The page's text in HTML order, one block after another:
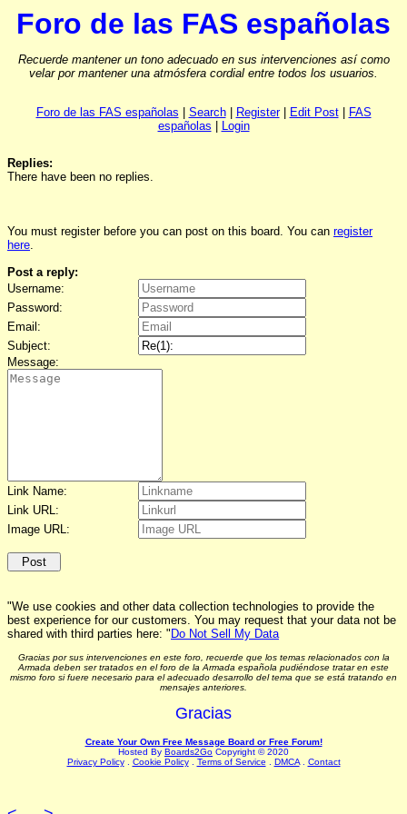
Foro de las FAS españolas
Recuerde mantener un tono adecuado en sus intervenciones así como
velar por mantener una atmósfera cordial entre todos los usuarios.
Foro de las FAS españolas Search| Register| Edit Post|
FAS
españolas
Login
Replies:
There have been no replies.
You must register before you can post on this board. You can register
here.
Post a reply:
Username:
Password:
Email:
Subject:
Message:
Link Name:
Link URL:
Image URL:
"We use cookies and other data collection technologies to provide the
best experience for our customers. You may request that your data not be
shared with third parties here: " Do Not Sell My Data
Gracias por sus intervenciones en este foro, recuerde que los temas relacionados con la
Armada deben ser tratados en el foro de la Armada española pudiéndose tratar en este
mismo foro si fuere necesario para el adecuado desarrollo del tema que se está tratando en
mensajes anteriores.
Gracias
Create Your Own Free Message Board or Free Forum!
Hosted By Boards2Go Copyright © 2020
Privacy Policy. Cookie Policy. Terms of Service DMCA. Contact